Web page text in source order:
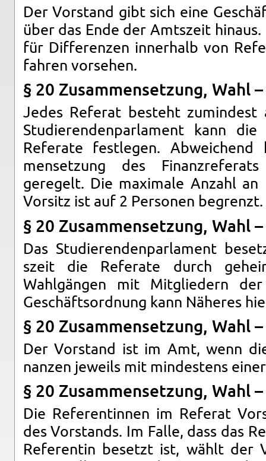
Der Vor­stand gibt sich eine
über das Ende der Amt­szeit
für Dif­feren­zen in­ner­halb von
fahren vorse­hen.
§ 20 Zusam­menset­zung, Wahl
Jedes Referat besteht zu­min­d­est
Studieren­den­par­la­ment kann
Refer­ate fes­tle­gen.
menset­zung des
geregelt. Die max­i­male An­zahl
Vor­sitz ist auf 2 Per­so­nen be­grenzt.
§ 20 Zusam­menset­zung, Wahl
Das Studieren­den­par­la­ment
szeit die Refer­ate durch
Wahlgängen mit Mit­gliedern
Geschäft­sor­d­nung kann Näheres
§ 20 Zusam­menset­zung, Wahl
Der Vor­stand ist im Amt, wenn
nanzen jew­eils mit min­destens
§ 20 Zusam­menset­zung, Wahl
Die Ref­er­entin­nen im Referat
des Vor­stands. Im Falle, dass das
Ref­er­entin be­setzt ist, wählt der